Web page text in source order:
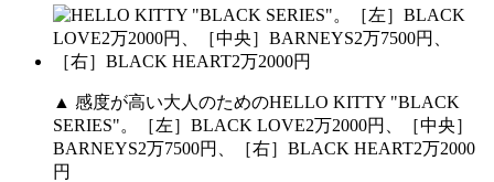
▲ 感度が高い大人のためのHELLO KITTY "BLACK
SERIES"。［左］BLACK LOVE2万2000円、［中央］
BARNEYS2万7500円、［右］BLACK HEART2万2000
円